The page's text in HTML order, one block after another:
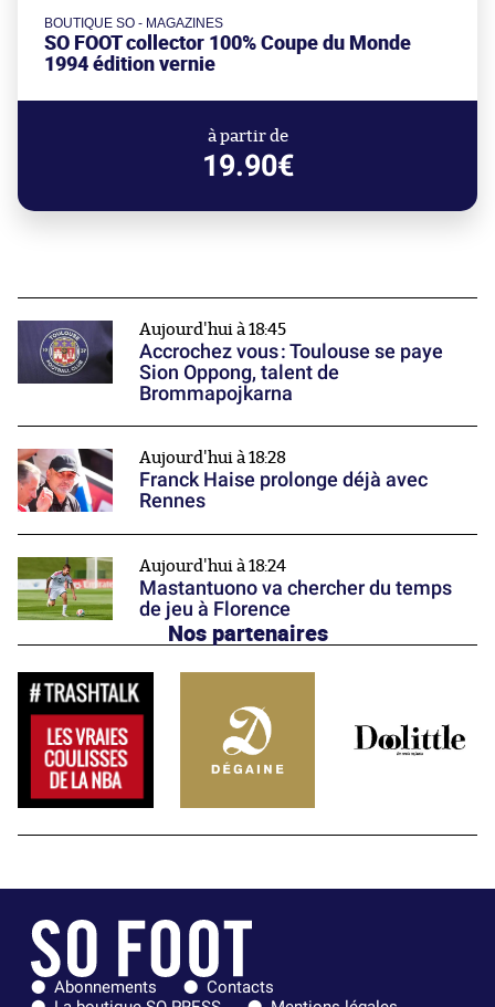
BOUTIQUE SO - MAGAZINES
SO FOOT collector 100% Coupe du Monde
1994 édition vernie
à partir de
19.90€
Aujourd'hui à 18:45
Accrochez vous : Toulouse se paye
Sion Oppong, talent de
Brommapojkarna
Aujourd'hui à 18:28
Franck Haise prolonge déjà avec
Rennes
Aujourd'hui à 18:24
Mastantuono va chercher du temps
de jeu à Florence
Nos partenaires
Abonnements
Contacts